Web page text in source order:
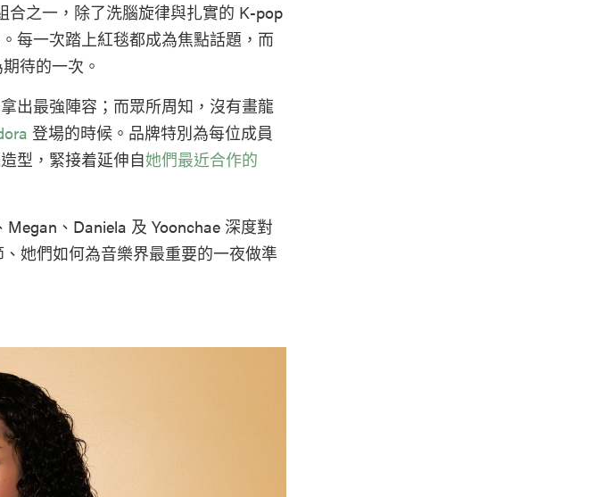
合之一，除了洗腦旋律與扎實的 K-pop
每一次踏上紅毯都成為焦點話題，而
待的一次。
出最強陣容；而眾所周知，沒有畫龍
登場的時候。品牌特別為每位成員
型，緊接着延伸自她們最近合作的
、Daniela 及 Yoonchae 深度對
她們如何為音樂界最重要的一夜做準